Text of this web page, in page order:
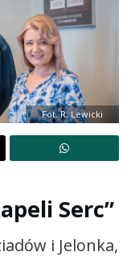
Fot. R. Lewicki
Serc”
i Jelonka,